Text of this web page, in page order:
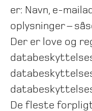
er: Navn, e-
oplysninger –
Der er love og
De fleste